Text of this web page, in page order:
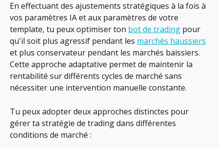
En effectuant des ajustements stratégiques à la fois à
vos paramètres IA et aux paramètres de votre
template, tu peux optimiser ton bot de trading pour
qu'il soit plus agressif pendant les marchés haussiers
et plus conservateur pendant les marchés baissiers.
Cette approche adaptative permet de maintenir la
rentabilité sur différents cycles de marché sans
nécessiter une intervention manuelle constante.
Tu peux adopter deux approches distinctes pour
gérer ta stratégie de trading dans différentes
conditions de marché :